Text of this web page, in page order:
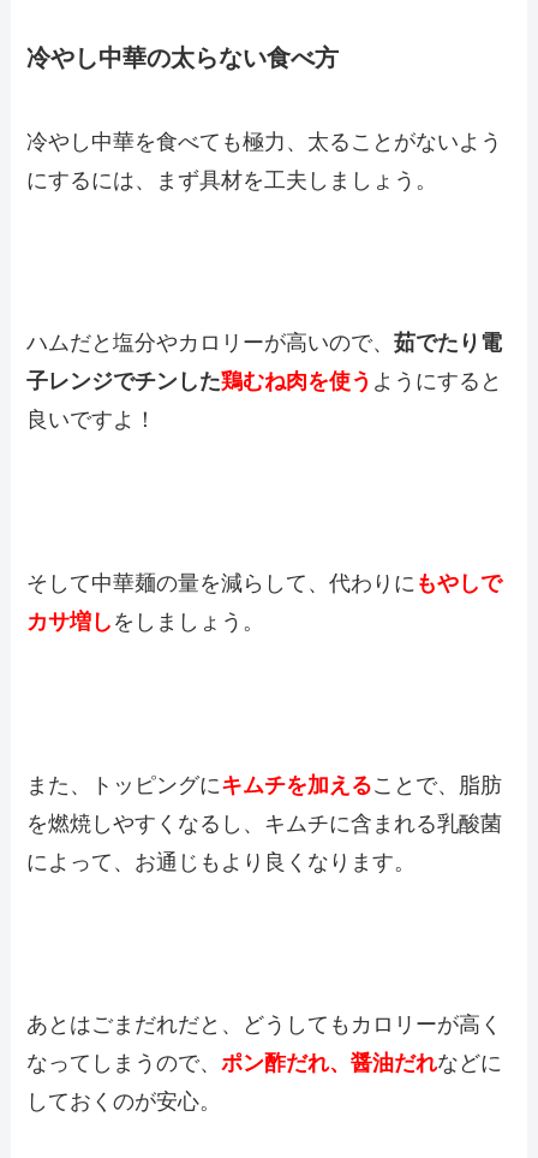
冷やし中華の太らない食べ方
冷やし中華を食べても極力、太ることがないよう
にするには、まず具材を工夫しましょう。
ハムだと塩分やカロリーが高いので、茹でたり電
子レンジでチンした鶏むね肉を使う ようにすると
良いですよ！
そして中華麺の量を減らして、代わりに もやしで
カサ増し をしましょう。
また、トッピングにキムチを加えることで、 脂肪
を燃焼しやすくなるし、キムチに含まれる乳酸菌
によって、お通じもより良くなります。
あとはごまだれだと、どうしてもカロリーが高く
なってしまうので、ポン酢だれ、醤油だれなどに
しておくのが安心。